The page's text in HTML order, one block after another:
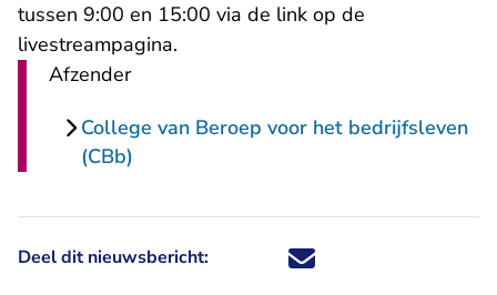
tussen 9:00 en 15:00 via de link op de
livestreampagina.
Afzender
College van Beroep voor het bedrijfsleven
(CBb)
Deel dit nieuwsbericht: Deel dit nieuwsbericht via X -
Deel dit nieuwsbericht via
Deel dit nieuwsbericht
Deel dit